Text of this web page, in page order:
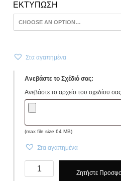
ΕΚΤΥΠΩΣΗ
Στα αγαπημένα
Ανεβάστε το Σχέδιό σας:
Ανεβάστε το αρχείο του σχεδίου
(max file size 64 MB)
Στα αγαπημένα
Καπέλα
CHEF
Ζητήστε